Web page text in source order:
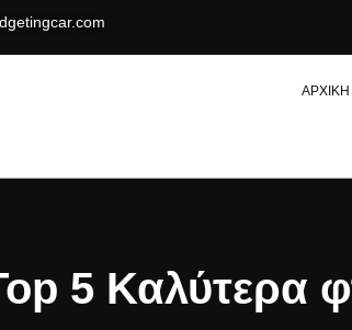
ΑΡΧΙΚΉ
5 Καλύτερα